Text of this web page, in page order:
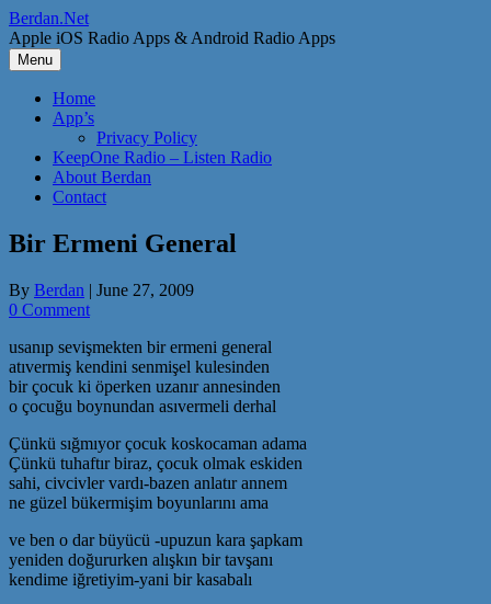
Skip
to
content
Berdan.Net
Apple iOS Radio Apps & Android Radio Apps
Menu
Home
App’s
Privacy Policy
KeepOne Radio – Listen Radio
About Berdan
Contact
Bir Ermeni General
By Berdan | June 27, 2009
0 Comment
usanıp sevişmekten bir ermeni general
atıvermiş kendini senmişel kulesinden
bir çocuk ki öperken uzanır annesinden
o çocuğu boynundan asıvermeli derhal
Çünkü sığmıyor çocuk koskocaman adama
Çünkü tuhaftır biraz, çocuk olmak eskiden
sahi, civcivler vardı-bazen anlatır annem
ne güzel bükermişim boyunlarını ama
ve ben o dar büyücü -upuzun kara şapkam
yeniden doğururken alışkın bir tavşanı
kendime iğretiyim-yani bir kasabalı